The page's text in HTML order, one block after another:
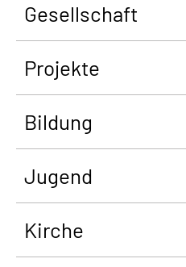
Gesellschaft
Projekte
Bildung
Jugend
Kirche